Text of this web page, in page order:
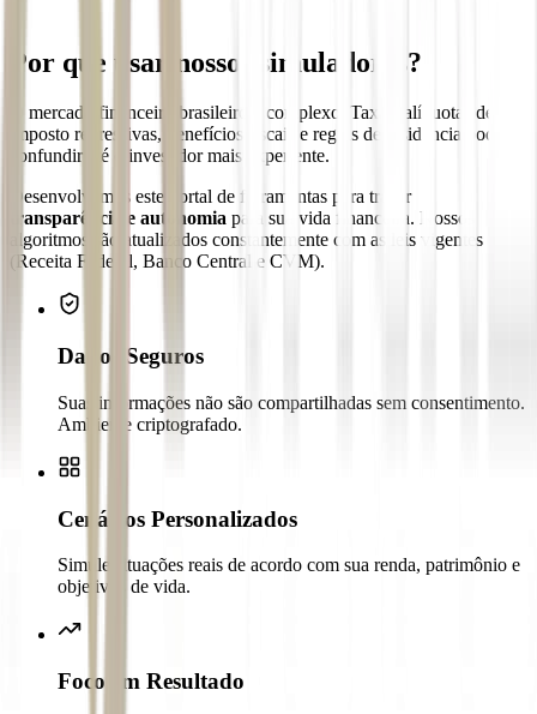
Por que usar nossos simuladores?
O mercado financeiro brasileiro é complexo. Taxas, alíquotas de
imposto regressivas, benefícios fiscais e regras de residência podem
confundir até o investidor mais experiente.
Desenvolvemos este portal de ferramentas para trazer
transparência e autonomia para sua vida financeira. Nossos
algoritmos são atualizados constantemente com as leis vigentes
(Receita Federal, Banco Central e CVM).
Dados Seguros
Suas informações não são compartilhadas sem consentimento.
Ambiente criptografado.
Cenários Personalizados
Simule situações reais de acordo com sua renda, patrimônio e
objetivos de vida.
Foco em Resultado